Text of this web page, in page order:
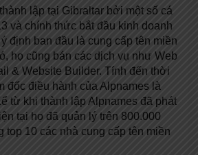
lập tại Gibraltar bởi một số cá
và chính thức bắt đầu kinh doanh
định ban đầu là cung cấp tên miền
họ cũng bán các dịch vụ như Web
& Website Builder. Tính đến thời
đốc điều hành của Alpnames là
từ khi thành lập Alpnames đã phát
tại họ đã quản lý trên 800.000
top 10 các nhà cung cấp tên miền